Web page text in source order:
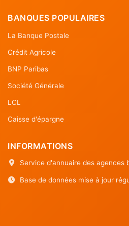
BANQUES POPULAIRES
La Banque Postale
Crédit Agricole
BNP Paribas
Société Générale
LCL
Caisse d'épargne
INFORMATIONS
Service d'annuaire des agences
Base de données mise à jour